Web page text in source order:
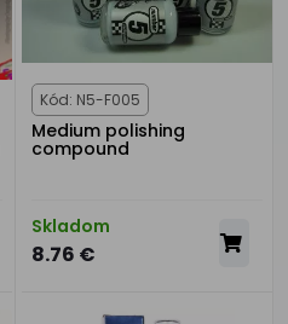
Kód: N5-F005
Medium polishing
compound
Skladom
8.76 €